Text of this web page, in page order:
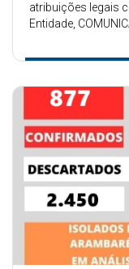
atribuições legais
Entidade,